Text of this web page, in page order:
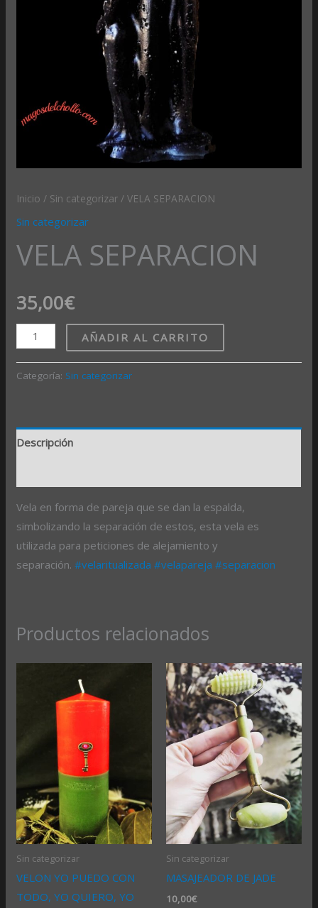
Inicio / Sin categorizar / VELA SEPARACION
Sin categorizar
VELA SEPARACION
35,00€
AÑADIR AL CARRITO
Categoría: Sin categorizar
Descripción
Vela en forma de pareja que se dan la espalda,
simbolizando la separación de estos, esta vela es
utilizada para peticiones de alejamiento y
separación.#velaritualizada #velapareja #separacion
Productos relacionados
Sin categorizar
VELON YO PUEDO CON
TODO, YO QUIERO, YO
Sin categorizar
MASAJEADOR DE JADE
10,00€